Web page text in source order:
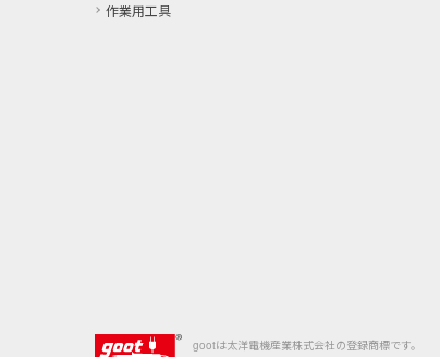
作業用工具
gootは太洋電機産業株式会社の登録商標です。